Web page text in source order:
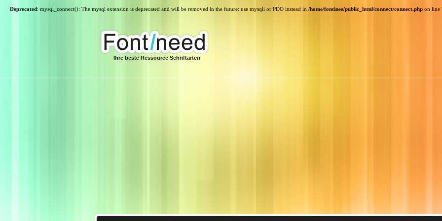
Deprecated: mysql_connect(): The mysql extension is deprecated and will be removed in the future: use mysqli or PDO instead in /home/fontinee/public_html/connect/connect.php on line
Ihre beste Ressource Schriftarten